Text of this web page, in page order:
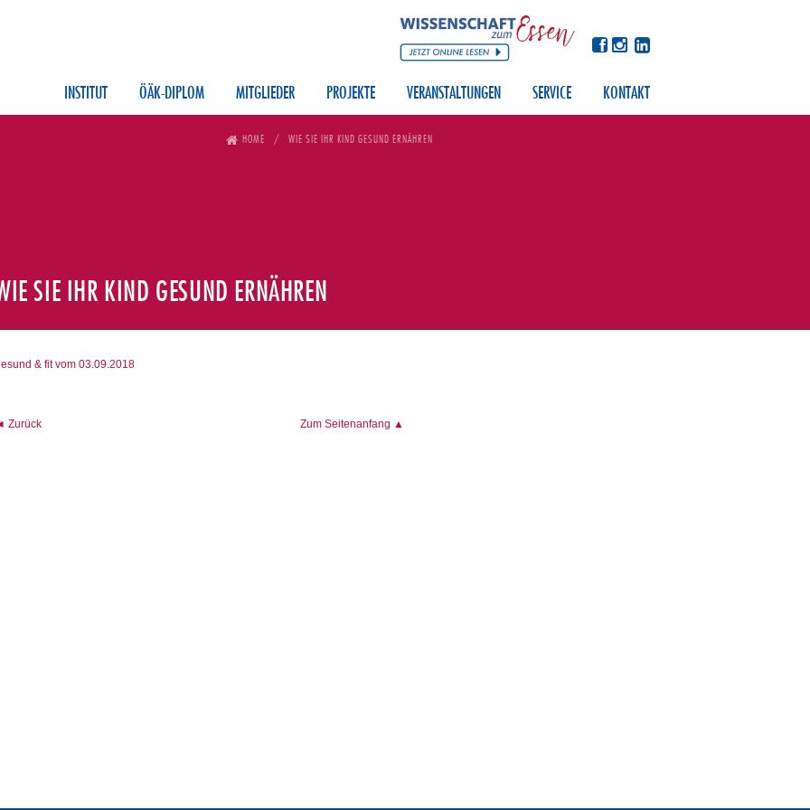
INSTITUT ÖÄK-DIPLOM MITGLIEDER PROJEKTE VERANSTALTUNGEN SERVICE KONTAKT
HOME WIE SIE IHR KIND GESUND ERNÄHREN
SIE IHR KIND GESUND ERNÄHREN
& fit vom 03.09.2018
Zurück Zum Seitenanfang ▲